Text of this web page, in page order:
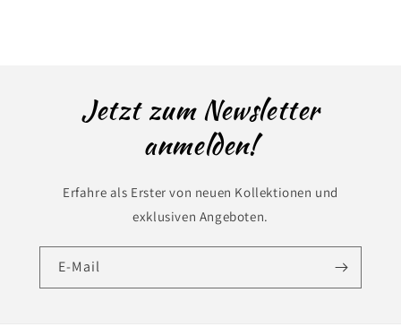
Jetzt zum Newsletter
anmelden!
Erfahre als Erster von neuen Kollektionen und
exklusiven Angeboten.
E-Mail